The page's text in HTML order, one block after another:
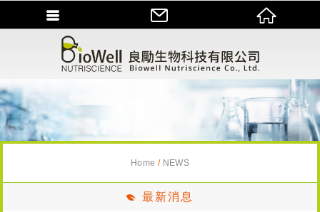
Home NEWS
最新消息